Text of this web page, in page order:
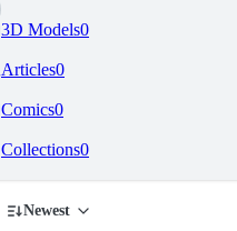
3D Models0
Articles0
Comics0
Collections0
Newest